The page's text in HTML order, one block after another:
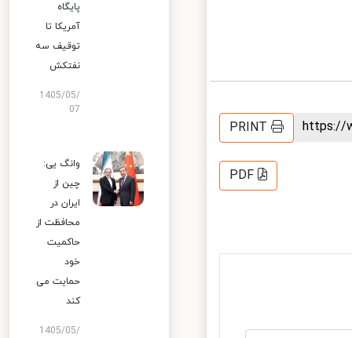
PRINT
PDF
پایگاه
آمریکا تا
توقیف سه
نفتکش
1405/05/
07
وانگ یی:
چین از
ایران در
محافظت از
حاکمیت
خود
حمایت می
کند
1405/05/